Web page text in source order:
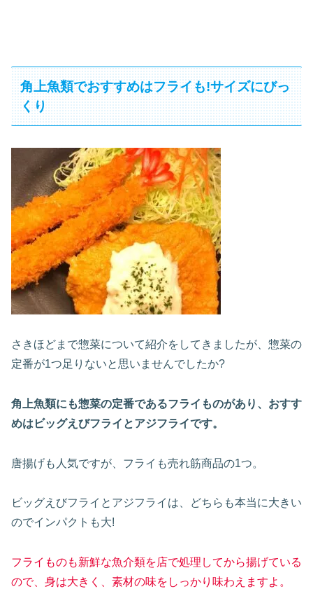
角上魚類でおすすめはフライも!サイズにびっ
くり
さきほどまで惣菜について紹介をしてきましたが、惣菜の
定番が1つ足りないと思いませんでしたか?
角上魚類にも惣菜の定番であるフライものがあり、おすす
めはビッグえびフライとアジフライです。
唐揚げも人気ですが、フライも売れ筋商品の1つ。
ビッグえびフライとアジフライは、どちらも本当に大きい
のでインパクトも大!
フライものも新鮮な魚介類を店で処理してから揚げている
ので、身は大きく、素材の味をしっかり味わえますよ。